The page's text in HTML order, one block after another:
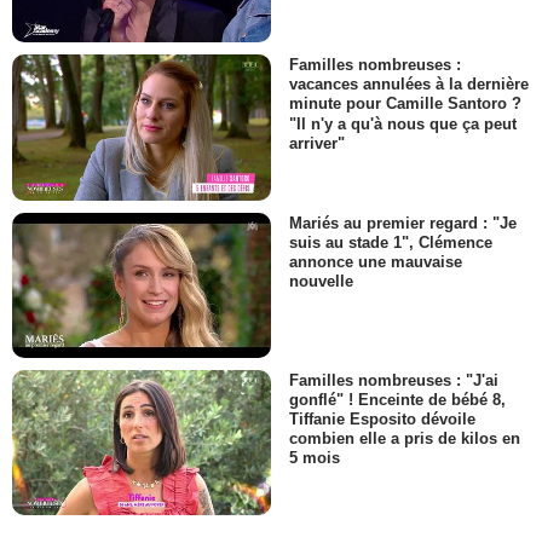
Familles nombreuses :
vacances annulées à la dernière
minute pour Camille Santoro ?
"Il n'y a qu'à nous que ça peut
arriver"
Mariés au premier regard : "Je
suis au stade 1", Clémence
annonce une mauvaise
nouvelle
Familles nombreuses : "J'ai
gonflé" ! Enceinte de bébé 8,
Tiffanie Esposito dévoile
combien elle a pris de kilos en
5 mois